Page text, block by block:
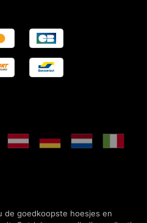
de goedkoopste hoesjes en